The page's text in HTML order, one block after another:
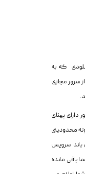
که به
سرور مجازی
پهنای
محدودیتی
باند سرویس
باقی مانده